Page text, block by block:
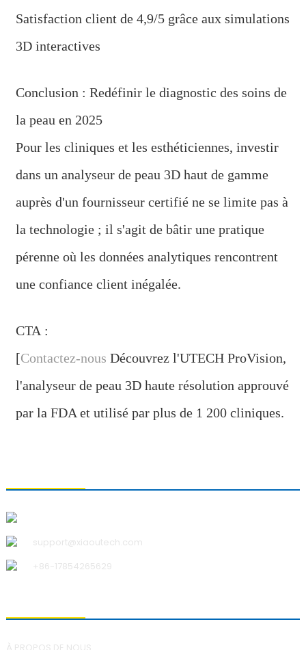
Satisfaction client de 4,9/5 grâce aux simulations
3D interactives
Conclusion : Redéfinir le diagnostic des soins de
la peau en 2025
Pour les cliniques et les esthéticiennes, investir
dans un analyseur de peau 3D haut de gamme
auprès d'un fournisseur certifié ne se limite pas à
la technologie ; il s'agit de bâtir une pratique
pérenne où les données analytiques rencontrent
une confiance client inégalée.
CTA :
[Contactez-nous Découvrez l'UTECH ProVision,
l'analyseur de peau 3D haute résolution approuvé
par la FDA et utilisé par plus de 1 200 cliniques.
support@xiaoutech.com
+86-17854265629
À PROPOS DE NOUS